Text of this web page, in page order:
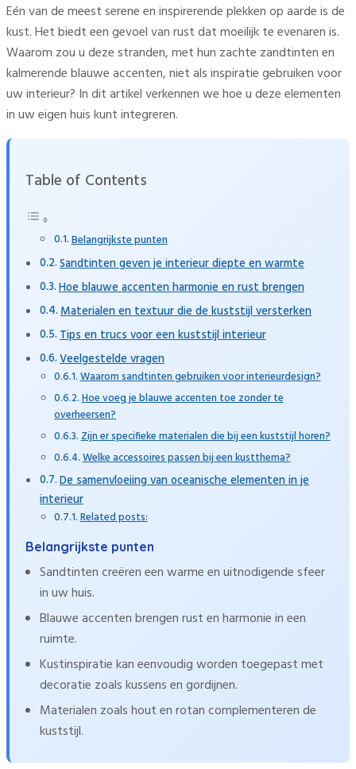
Eén van de meest serene en inspirerende plekken op aarde is de
kust. Het biedt een gevoel van rust dat moeilijk te evenaren is.
Waarom zou u deze stranden, met hun zachte zandtinten en
kalmerende blauwe accenten, niet als inspiratie gebruiken voor
uw interieur? In dit artikel verkennen we hoe u deze elementen
in uw eigen huis kunt integreren.
Table of Contents
Belangrijkste punten
Sandtinten geven je interieur diepte en warmte
Hoe blauwe accenten harmonie en rust brengen
Materialen en textuur die de kuststijl versterken
Tips en trucs voor een kuststijl interieur
Veelgestelde vragen
Waarom sandtinten gebruiken voor interieurdesign?
Hoe voeg je blauwe accenten toe zonder te
overheersen?
Zijn er specifieke materialen die bij een kuststijl horen?
Welke accessoires passen bij een kustthema?
De samenvloeiing van oceanische elementen in je
interieur
Related posts:
Belangrijkste punten
Sandtinten creëren een warme en uitnodigende sfeer
in uw huis.
Blauwe accenten brengen rust en harmonie in een
ruimte.
Kustinspiratie kan eenvoudig worden toegepast met
decoratie zoals kussens en gordijnen.
Materialen zoals hout en rotan complementeren de
kuststijl.